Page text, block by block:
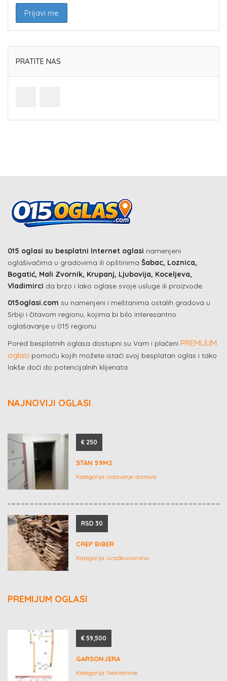
PRATITE NAS
015 oglasi su besplatni Internet oglasi namenjeni
oglašivačima u gradovima ili opštinima Šabac, Loznica,
Bogatić, Mali Zvornik, Krupanj, Ljubovija, Koceljeva,
Vladimirci da brzo i lako oglase svoje usluge ili proizvode.
015oglasi.com su namenjeni i meštanima ostalih gradova u
Srbiji i čitavom regionu, kojima bi bilo interesantno
oglašavanje u 015 regionu.
Pored besplatnih oglasa dostupni su Vam i plaćeni PREMIJUM
oglasi pomoću kojih možete istaći svoj besplatan oglas i tako
lakše doći do potencijalnih klijenata.
NAJNOVIJI OGLASI
€ 250
STAN 59M2
Kategorija: Izdavanje stanova
RSD 30
CREP BIBER
Kategorija: Građevinarstvo
PREMIJUM OGLASI
€ 59,500
GARSONJERA
Kategorija: Nekretnine